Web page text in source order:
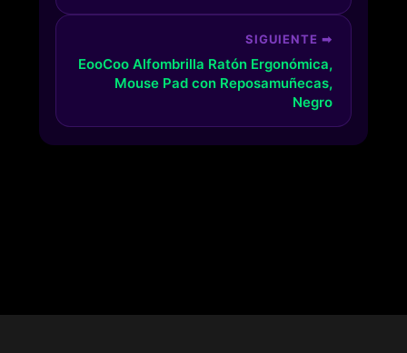
SIGUIENTE ➡
EooCoo Alfombrilla Ratón Ergonómica,
Mouse Pad con Reposamuñecas,
Negro